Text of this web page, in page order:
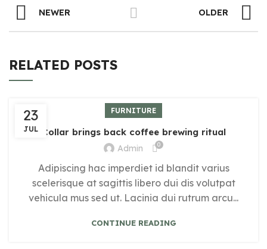
NEWER OLDER
RELATED POSTS
23
JUL
FURNITURE
Collar brings back coffee brewing ritual
Admin 0
Adipiscing hac imperdiet id blandit varius
scelerisque at sagittis libero dui dis volutpat
vehicula mus sed ut. Lacinia dui rutrum arcu...
CONTINUE READING